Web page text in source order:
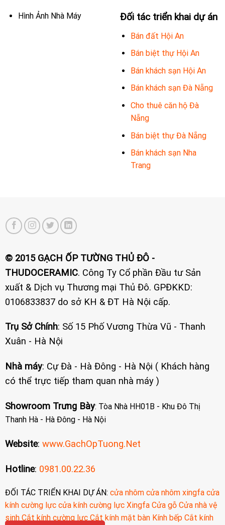
Hình Ảnh Nhà Máy Đối tác triển khai dự án
Bán đất Hội An
Bán biệt thự Hội An
Bán khách sạn Hội An
Bán khách sạn Đà Nẵng
Cho thuê căn hộ Đà
Nẵng
Bán biệt thự Đà Nẵng
Bán khách sạn Nha
Trang
© 2015 GẠCH ỐP TƯỜNG THỦ ĐÔ -
THUDOCERAMIC. Công Ty Cổ phần Đầu tư Sản
xuất & Dịch vụ Thương mại Thủ Đô. GPĐKKD:
0106833837 do sở KH & ĐT Hà Nội cấp.
Trụ Sở Chính: Số 15 Phố Vương Thừa Vũ - Thanh
Xuân - Hà Nội
Nhà máy: Cự Đà - Hà Đông - Hà Nội ( Khách hàng
có thể trực tiếp tham quan nhà máy )
Showroom Trưng Bày: Tòa Nhà HH01B - Khu Đô Thị
Thanh Hà - Hà Đông - Hà Nội
Website: www.GachOpTuong.Net
Hotline: 0981.00.22.36
ĐỐI TÁC TRIỂN KHAI DỰ ÁN: cửa nhôm cửa nhôm xingfa cửa
kính cường lực cửa kính cường lực Xingfa Cửa gỗ Cửa nhà vệ
sinh Cắt kính cường lực Cắt kính mặt bàn Kính bếp Cắt kính